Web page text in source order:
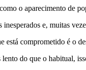
o aparecimento de
inesperados e, muitas
está comprometido é o
do que o habitual,